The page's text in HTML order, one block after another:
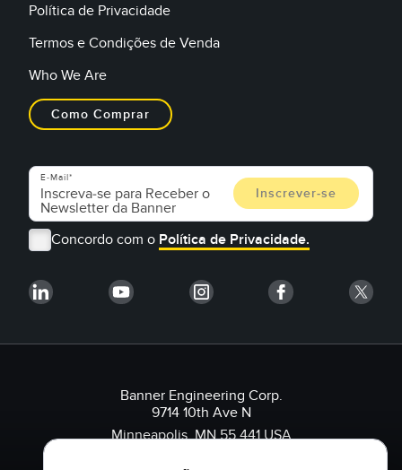
Política de Privacidade
Termos e Condições de Venda
Who We Are
Como Comprar
E-Mail
Concordo com o Política de Privacidade.
Banner Engineering Corp.
9714 10th Ave N
Minneapolis, MN 55.441 USA